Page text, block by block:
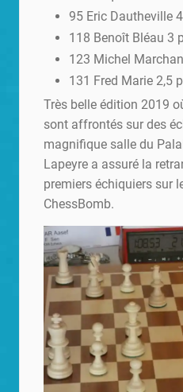
95 Eric Dautheville
118 Benoît Bléau 3
123 Michel
131 Fred Marie 2,5
Très belle édition 2019
sont affrontés sur des
magnifique salle du
Lapeyre a assuré la
premiers échiquiers sur
ChessBomb.